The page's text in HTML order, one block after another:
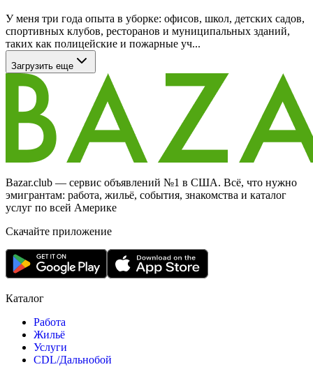
У меня три года опыта в уборке: офисов, школ, детских садов,
спортивных клубов, ресторанов и муниципальных зданий,
таких как полицейские и пожарные уч...
Загрузить еще
Bazar.club — сервис объявлений №1 в США. Всё, что нужно
эмигрантам: работа, жильё, события, знакомства и каталог
услуг по всей Америке
Скачайте приложение
Каталог
Работа
Жильё
Услуги
CDL/Дальнобой